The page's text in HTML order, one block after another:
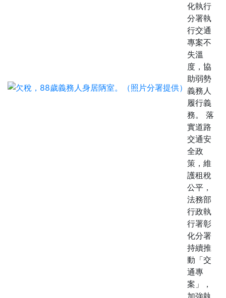
化執行
分署執
行交通
專案不
失溫
度，協
助弱勢
義務人
履行義
務。 落
實道路
交通安
全政
策，維
護租稅
公平，
法務部
行政執
行署彰
化分署
持續推
動「交
通專
案」，
加強執